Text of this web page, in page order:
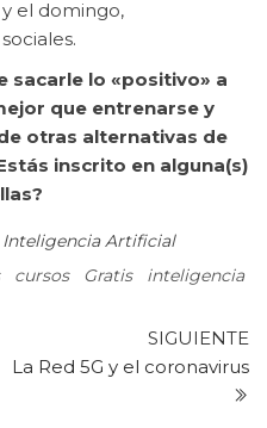
el domingo,
sacarle lo «positivo» a
que entrenarse y
otras alternativas de
inscrito en alguna(s)
Inteligencia Artificial
cursos Gratis
inteligencia
SIGUIENTE
La Red 5G y el coronavirus